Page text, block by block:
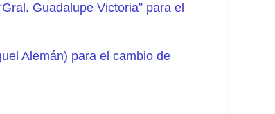
Guadalupe Victoria” para el
Alemán) para el cambio de